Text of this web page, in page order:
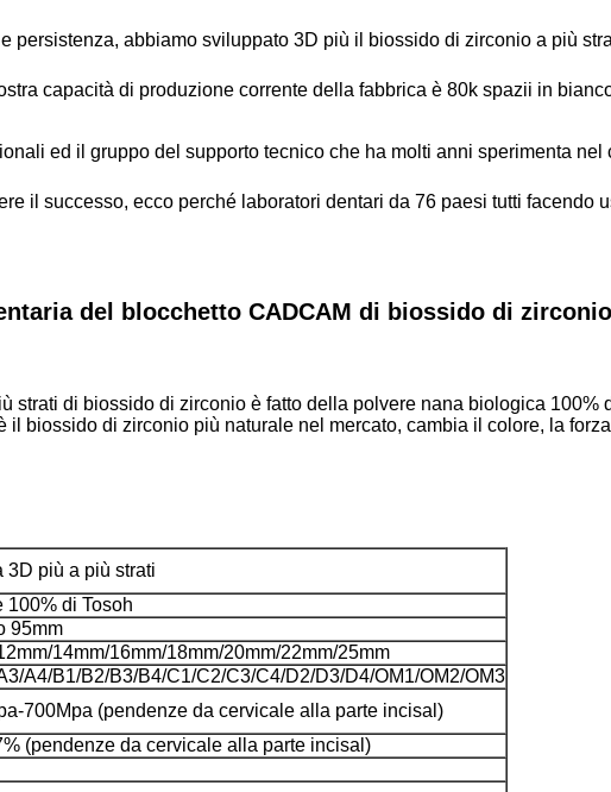
persistenza, abbiamo sviluppato 3D più il biossido di zirconio a più
capacità di produzione corrente della fabbrica è 80k spazii in
ed il gruppo del supporto tecnico che ha molti anni sperimenta
il successo, ecco perché laboratori dentari da 76 paesi tutti facendo
del blocchetto CADCAM di biossido di
strati di biossido di zirconio è fatto della polvere nana biologica
il biossido di zirconio più naturale nel mercato, cambia il colore, la
3D più a più strati
100% di Tosoh
95mm
14mm/16mm/18mm/20mm/22mm/25mm
A4/B1/B2/B3/B4/C1/C2/C3/C4/D2/D3/D4/OM1/OM2/OM3
700Mpa (pendenze da cervicale alla parte incisal)
(pendenze da cervicale alla parte incisal)